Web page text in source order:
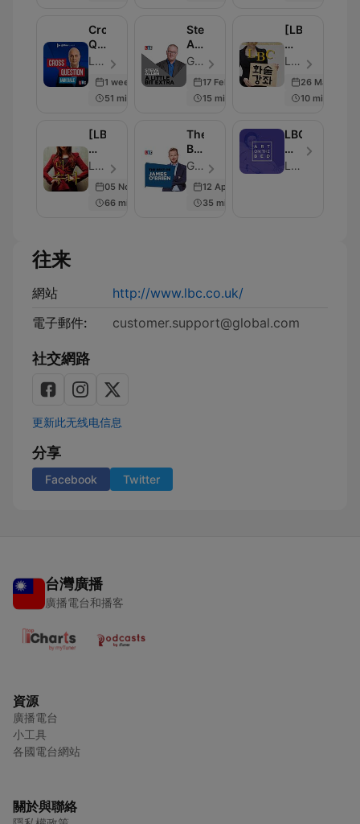
Cross
Question
with
Dale
LBC - 單集 858
1 week ago
51 min
Steve
Allen
- A
Little
Bit
Extra
Global - 單集 2000
17 Feb 2023
15 min
[LBC]
화
술
좌
을
하
고
LBC - 單集 107
26 Mar 2018
10 min
[LBC]
미
수 LBC - 單集 15
05 Nov 2015
66 min
The
Best
Of
James
O'Brien
Global - 單集 86
12 Apr 2019
35 min
LBC
침
대 LBC
往来
網站
http://www.lbc.co.uk/
電子郵件:
customer.support@global.com
社交網路
更新此无线电信息
分享
Facebook Twitter
台灣廣播
廣播電台和播客
資源
廣播電台
小工具
各國電台網站
關於與聯絡